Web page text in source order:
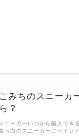
みちのスニーカ
？
ニーカーいつから購入でき
っ白のスニーカーにペイン